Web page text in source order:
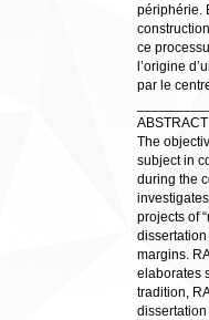
périphérie.
ce
l’origine
par le
ABSTRACT
The
subject in
during the
projects of
margins.
elaborates
tradition,